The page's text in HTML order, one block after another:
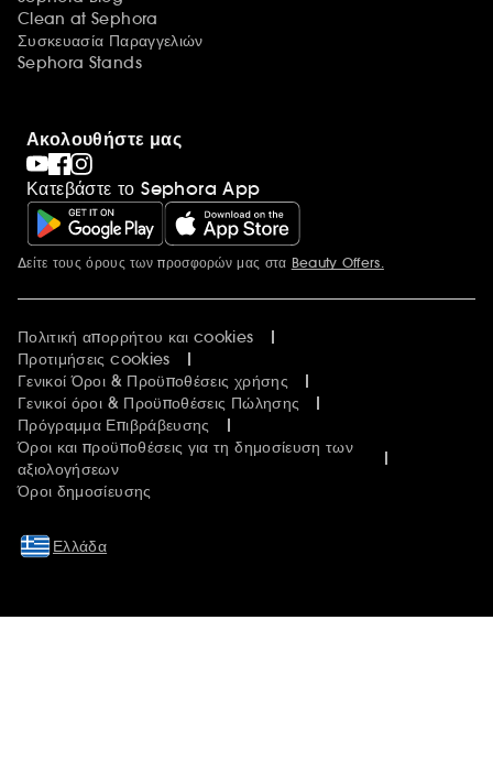
Clean at Sephora
Συσκευασία Παραγγελιών
Sephora Stands
Ακολουθήστε μας
Κατεβάστε το Sephora App
Περισσότερες πληροφορίες
Δείτε τους όρους των προσφορών μας στα Beauty Offers.
Πολιτική απορρήτου και cookies
Προτιμήσεις cookies
Γενικοί Όροι & Προϋποθέσεις χρήσης
Γενικοί όροι & Προϋποθέσεις Πώλησης
Πρόγραμμα Επιβράβευσης
Όροι και προϋποθέσεις για τη δημοσίευση των
αξιολογήσεων
Όροι δημοσίευσης
Ελλάδα